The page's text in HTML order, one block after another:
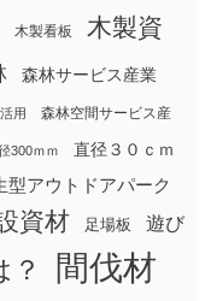
木製看板
木製資
森林サービス産業
用 森林空間サービス産
300ｍｍ 直径３０ｃｍ
型アウトドアパーク
資材 足場板 遊び
？
間伐材